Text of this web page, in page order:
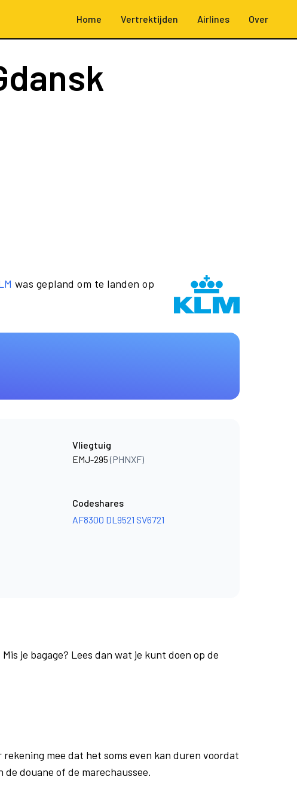
Home Vertrektijden Airlines Over
was gepland om te landen op
Vliegtuig
EMJ-295(PHNXF)
Codeshares
AF8300 DL9521 SV6721
je bagage? Lees dan wat je kunt doen op de
mee dat het soms even kan duren voordat
douane of de marechaussee.